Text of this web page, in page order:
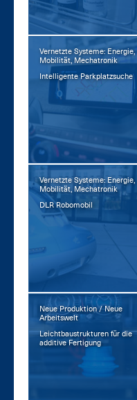
Vernetzte Systeme: Energie,
Mobilität, Mechatronik
In­tel­li­gen­te Park­platz­su­che
Vernetzte Systeme: Energie,
Mobilität, Mechatronik
DLR Ro­bo­mo­bil
Neue Produktion / Neue
Arbeitswelt
Leicht­bau­struk­tu­ren für die
ad­di­ti­ve Fer­ti­gung